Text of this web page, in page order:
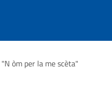
òm per la me scèta"